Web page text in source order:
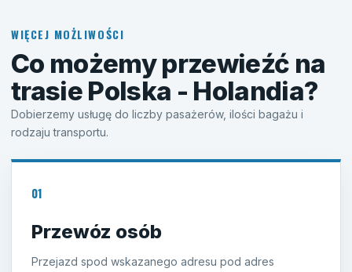
WIĘCEJ MOŻLIWOŚCI
Co możemy przewieźć na
trasie Polska - Holandia?
Dobierzemy usługę do liczby pasażerów, ilości bagażu i
rodzaju transportu.
01
Przewóz osób
Przejazd spod wskazanego adresu pod adres